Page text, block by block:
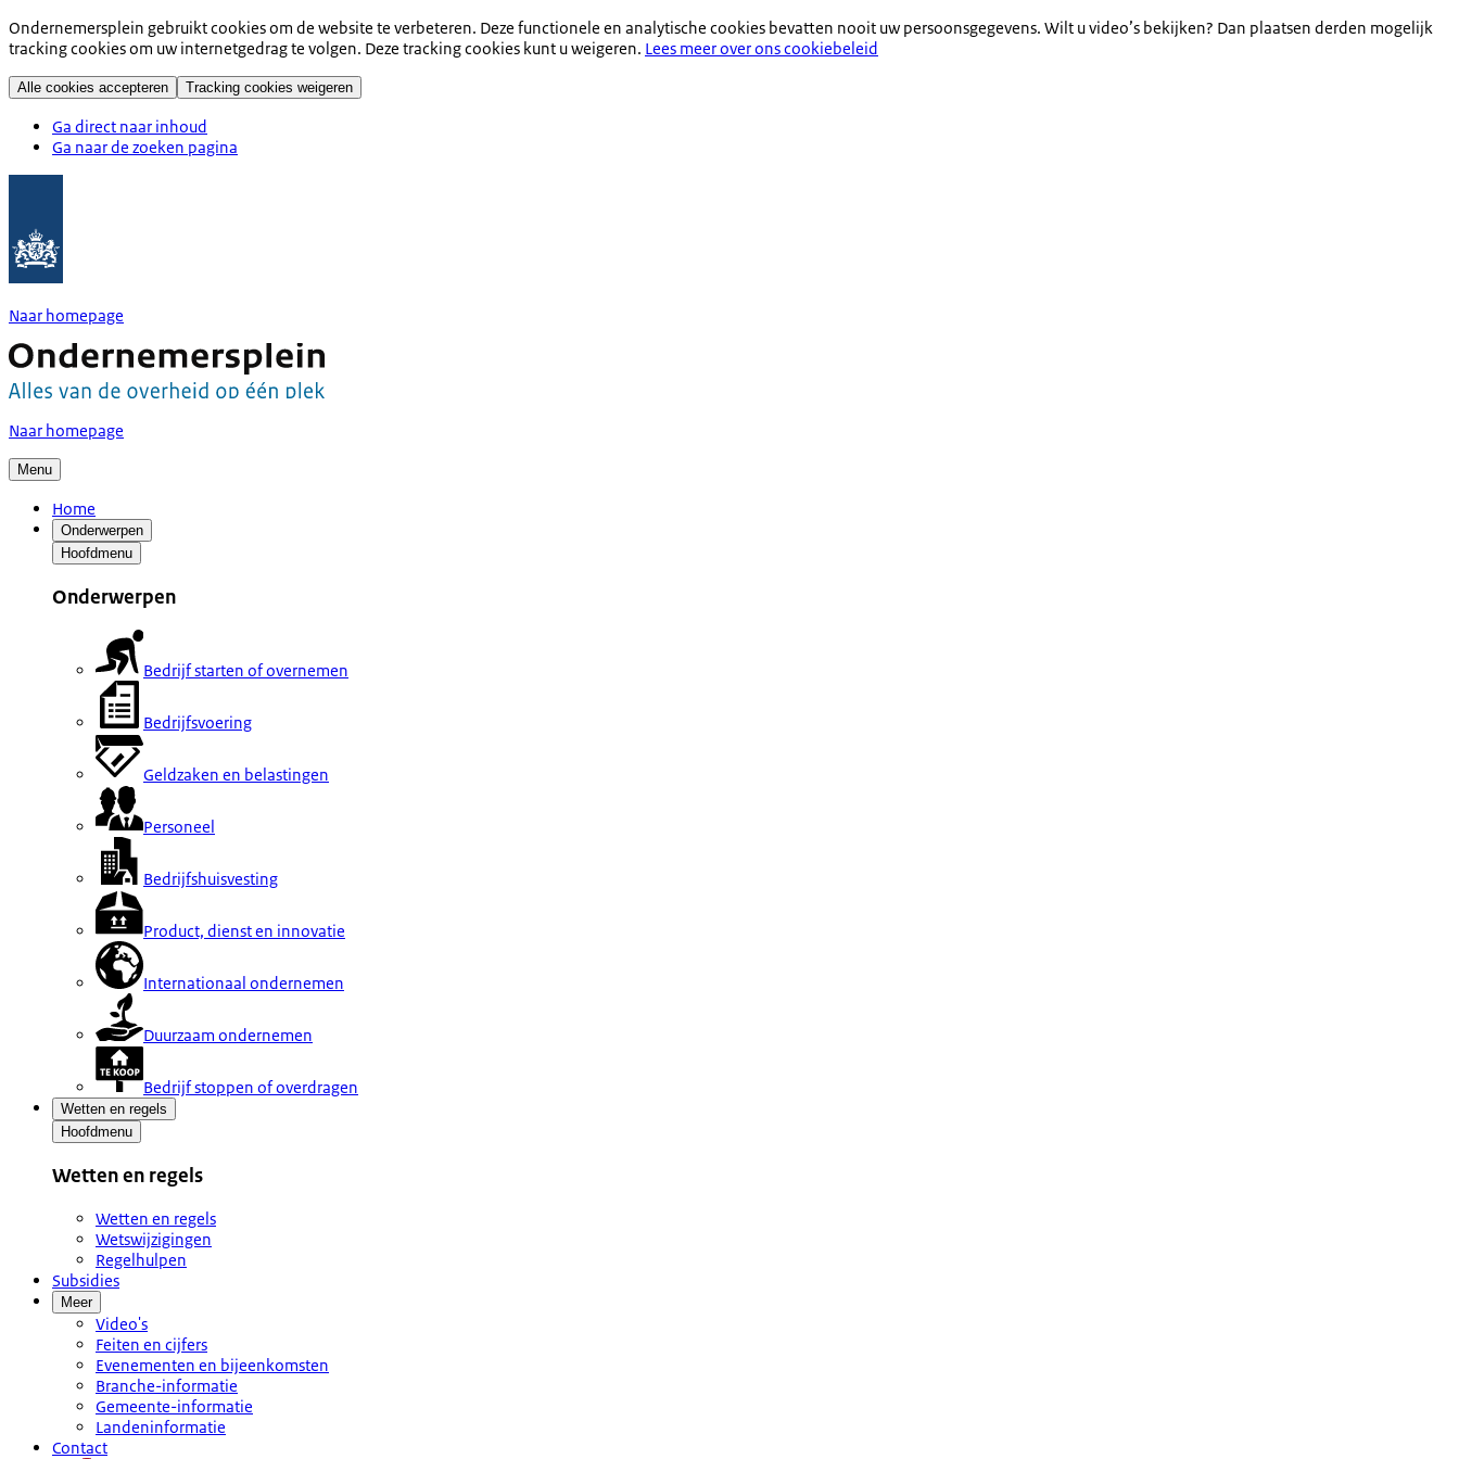
Ondernemersplein gebruikt cookies om de website te verbeteren. Deze functionele en analytische cookies bevatten nooit uw persoonsgegevens. Wilt u video’s bekijken? Dan plaatsen derden mogelijk
tracking cookies om uw internetgedrag te volgen. Deze tracking cookies kunt u weigeren. Lees meer over ons cookiebeleid
Alle cookies accepteren Tracking cookies weigeren
Ga direct naar inhoud
Ga naar de zoeken pagina
Naar homepage
Naar homepage
Menu
Home
Onderwerpen
Hoofdmenu
Onderwerpen
Bedrijf starten of overnemen
Bedrijfsvoering
Geldzaken en belastingen
Personeel
Bedrijfshuisvesting
Product, dienst en innovatie
Internationaal ondernemen
Duurzaam ondernemen
Bedrijf stoppen of overdragen
Wetten en regels
Hoofdmenu
Wetten en regels
Wetten en regels
Wetswijzigingen
Regelhulpen
Subsidies
Meer
Video's
Feiten en cijfers
Evenementen en bijeenkomsten
Branche-informatie
Gemeente-informatie
Landeninformatie
Contact